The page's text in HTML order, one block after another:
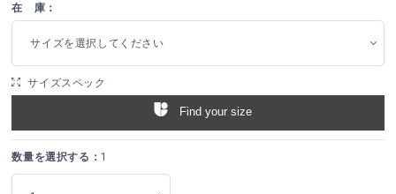
在 庫：
サイズを選択してください
サイズスペック
Find your size
数量を選択する： 1